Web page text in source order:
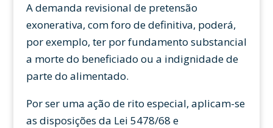
A demanda revisional de pretensão
exonerativa, com foro de definitiva, poderá,
por exemplo, ter por fundamento substancial
a morte do beneficiado ou a indignidade de
parte do alimentado.
Por ser uma ação de rito especial, aplicam-se
as disposições da Lei 5478/68 e